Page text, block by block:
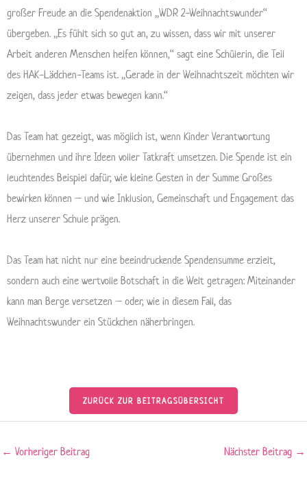
großer Freude an die Spendenaktion „WDR 2-Weihnachtswunder“
übergeben. „Es fühlt sich so gut an, zu wissen, dass wir mit unserer
Arbeit anderen Menschen helfen können,“ sagt eine Schülerin, die Teil
des HAK-Lädchen-Teams ist. „Gerade in der Weihnachtszeit möchten wir
zeigen, dass jeder etwas bewegen kann.“
Das Team hat gezeigt, was möglich ist, wenn Kinder Verantwortung
übernehmen und ihre Ideen voller Tatkraft umsetzen. Die Spende ist ein
leuchtendes Beispiel dafür, wie kleine Gesten in der Summe Großes
bewirken können – und wie Inklusion, Gemeinschaft und Engagement das
Herz unserer Schule prägen.
Das Team hat nicht nur eine beeindruckende Spendensumme erzielt,
sondern auch eine wertvolle Botschaft in die Welt getragen: Miteinander
kann man Berge versetzen – oder, wie in diesem Fall, das
Weihnachtswunder ein Stückchen näherbringen.
ZURÜCK ZUR BEITRAGSÜBERSICHT
← Vorheriger Beitrag Nächster Beitrag →